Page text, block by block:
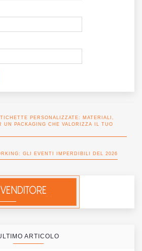
PERSONALIZZATE: MATERIALI,
UN PACKAGING CHE VALORIZZA IL TUO
GLI EVENTI IMPERDIBILI DEL 2026
ARTICOLO